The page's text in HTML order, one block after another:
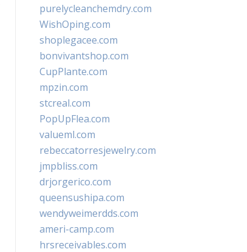
purelycleanchemdry.com
WishOping.com
shoplegacee.com
bonvivantshop.com
CupPlante.com
mpzin.com
stcreal.com
PopUpFlea.com
valueml.com
rebeccatorresjewelry.com
jmpbliss.com
drjorgerico.com
queensushipa.com
wendyweimerdds.com
ameri-camp.com
hrsreceivables.com